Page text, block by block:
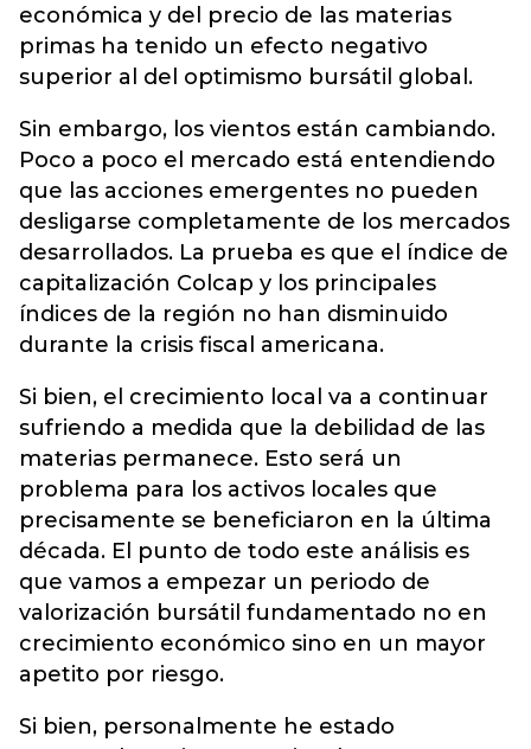
económica y del precio de las materias
primas ha tenido un efecto negativo
superior al del optimismo bursátil global.
Sin embargo, los vientos están cambiando.
Poco a poco el mercado está entendiendo
que las acciones emergentes no pueden
desligarse completamente de los mercados
desarrollados. La prueba es que el índice de
capitalización Colcap y los principales
índices de la región no han disminuido
durante la crisis fiscal americana.
Si bien, el crecimiento local va a continuar
sufriendo a medida que la debilidad de las
materias permanece. Esto será un
problema para los activos locales que
precisamente se beneficiaron en la última
década. El punto de todo este análisis es
que vamos a empezar un periodo de
valorización bursátil fundamentado no en
crecimiento económico sino en un mayor
apetito por riesgo.
Si bien, personalmente he estado